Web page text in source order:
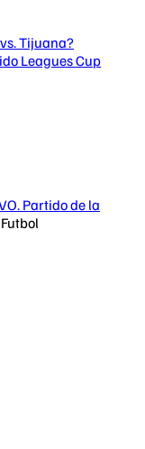
Tijuana?
Leagues Cup
Partido de la
Futbol